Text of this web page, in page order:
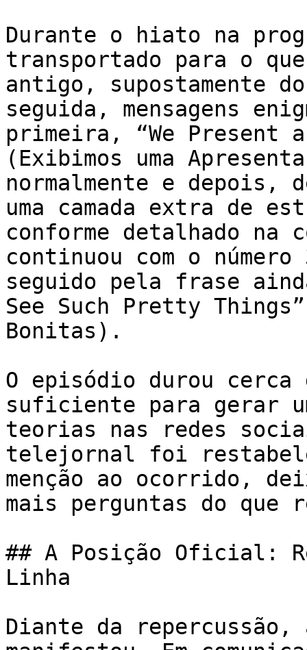
Durante o hiato na
transportado para o
antigo, supostamente
seguida, mensagens
primeira, “We Present
(Exibimos uma
normalmente e depois,
uma camada extra de
conforme detalhado
continuou com o
seguido pela frase
See Such Pretty
Bonitas).
O episódio durou cerca
suficiente para gerar
teorias nas redes
telejornal foi
menção ao ocorrido,
mais perguntas do que
## A Posição Oficial:
Linha
Diante da repercussão,